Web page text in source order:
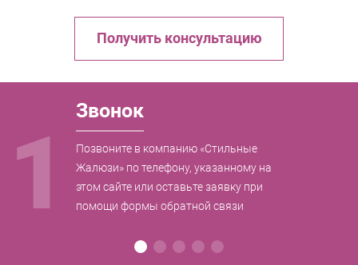
Получить консультацию
1
Звонок
Позвоните в компанию «Стильные
Жалюзи» по телефону, указанному на
этом сайте или оставьте заявку при
помощи формы обратной связи